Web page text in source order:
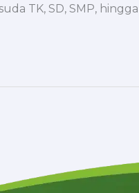
TK, SD, SMP,